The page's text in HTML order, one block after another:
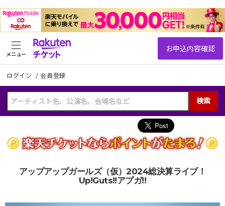
ログイン /会員登録
検索
メニュー
アップアップガールズ（仮）2024総決算ライブ！
Up!Guts!!アプガ!!